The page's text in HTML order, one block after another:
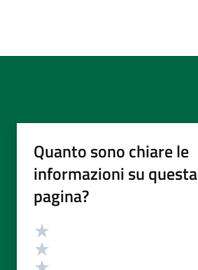
Quanto sono chiare le
informazioni su questa
pagina?
Valutazione